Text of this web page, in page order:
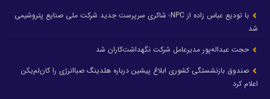
با تودیع عباس زاده از NPC؛ شاکری سرپرست جدید شرکت ملی صنایع پتروشیمی
شد
حجت عبداله‌پور مدیرعامل شرکت نگهداشت‌کاران شد
صندوق بازنشستگی کشوری ابلاغ پیشین درباره هلدینگ صباانرژی را کان‌لم‌یکن
اعلام کرد